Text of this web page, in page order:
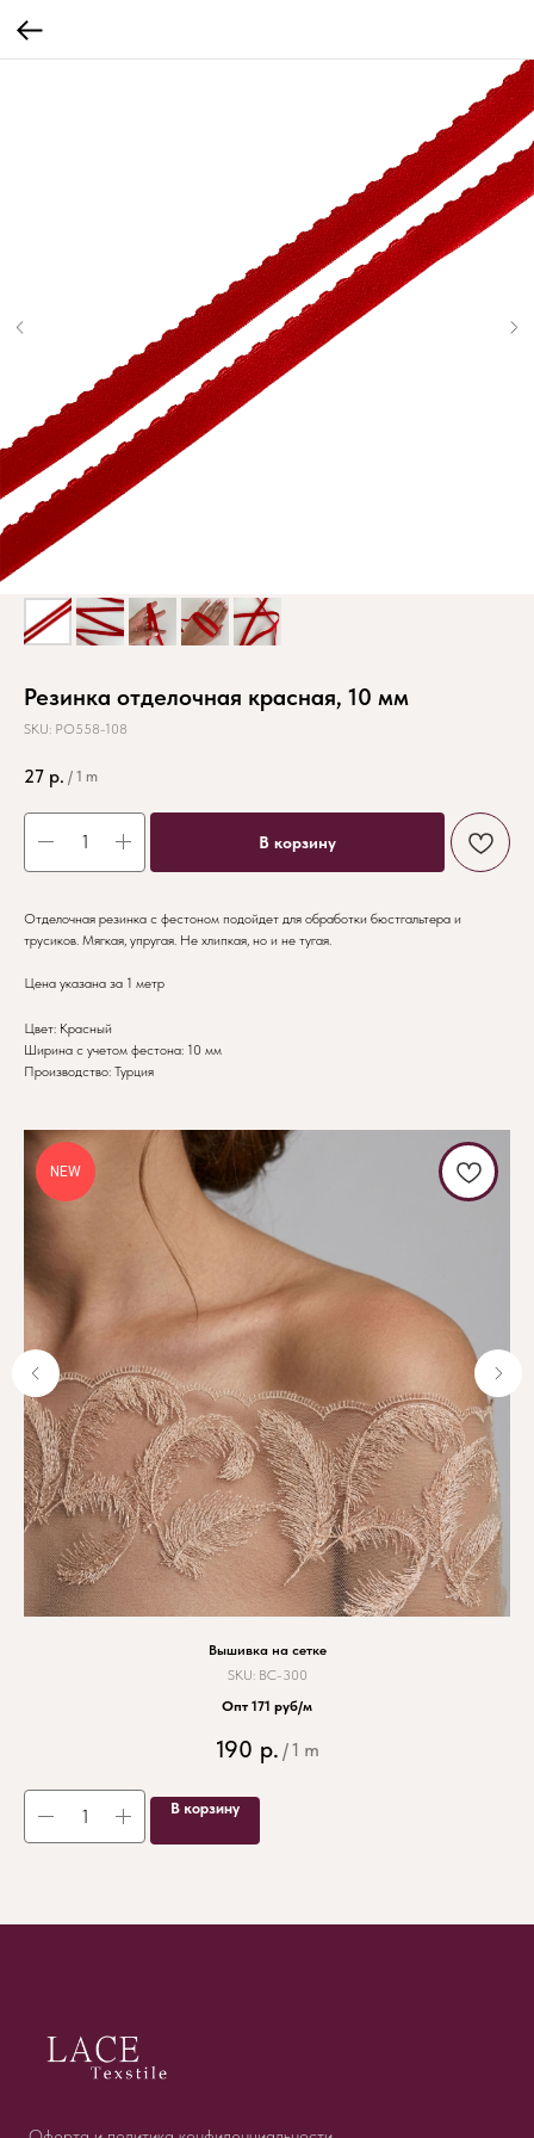
Резинка отделочная красная, 10 мм
SKU: РО558-108
27 р. / 1 m
В корзину
Отделочная резинка с фестоном подойдет для обработки бюстгальтера и
трусиков. Мягкая, упругая. Не хлипкая, но и не тугая.
Цена указана за 1 метр
Цвет: Красный
Ширина с учетом фестона: 10 мм
Производство: Турция
NEW
Вышивка на сетке
SKU: ВС-300
Опт 171 руб/м
190 р. /1 m
В корзину